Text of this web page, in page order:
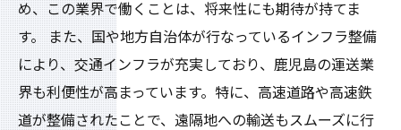
め、この業界で働くことは、将来性にも期待が持てま
す。 また、国や地方自治体が行なっているインフラ整備
により、交通インフラが充実しており、鹿児島の運送業
界も利便性が高まっています。特に、高速道路や高速鉄
道が整備されたことで、遠隔地への輸送もスムーズに行